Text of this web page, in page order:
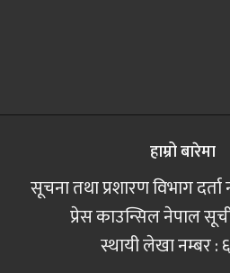
हाम्रो बारेमा
सूचना तथा प्रशारण विभाग दर्ता
प्रेस काउन्सिल नेपाल
स्थायी लेखा नम्बर :